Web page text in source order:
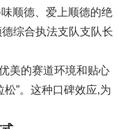
顺德、爱上顺德的绝
综合执法支队支队长
美的赛道环境和贴心
”。这种口碑效应,为